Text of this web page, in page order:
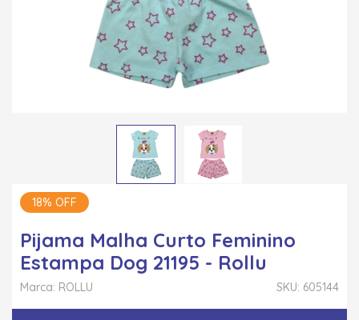
18% OFF
Pijama Malha Curto Feminino
Estampa Dog 21195 - Rollu
SKU: 605144
Marca: ROLLU